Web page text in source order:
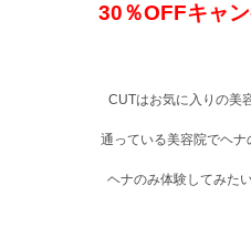
30％OFFキャ
CUTはお気に入りの美
通っている美容院でヘ
ヘナのみ体験してみた